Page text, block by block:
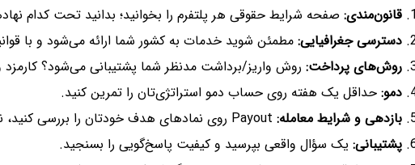
قانون‌مندی: صفحه شرایط حقوقی هر پلتفرم را بخوانید؛ بدانید تحت کدام
دسترسی جغرافیایی: مطمئن شوید خدمات به کشور شما ارائه می‌شود و با
روش‌های پرداخت: روش واریز/برداشت مدنظر شما پشتیبانی می‌شود؟
دمو: حداقل یک هفته روی حساب دمو استراتژی‌تان را تمرین کنید.
بازدهی و شرایط معامله:
پشتیبانی: یک سؤال واقعی بپرسید و کیفیت پاسخ‌گویی را بسنجید.